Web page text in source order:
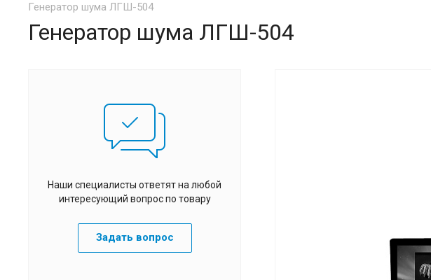
Генератор шума ЛГШ-504
Генератор шума ЛГШ-504
Наши специалисты ответят на любой
интересующий вопрос по товару
Задать вопрос